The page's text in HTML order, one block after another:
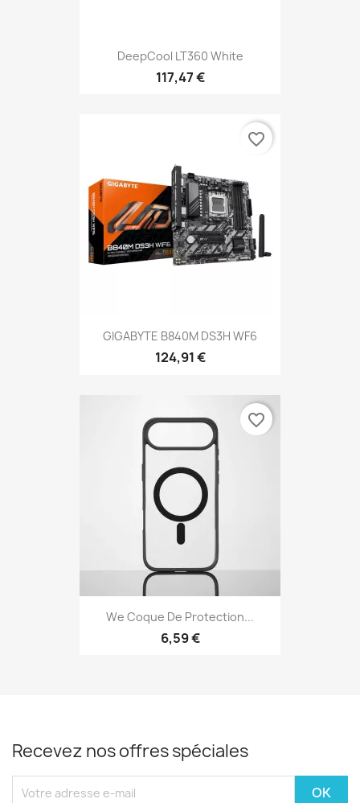
DeepCool LT360 White
117,47 €
GIGABYTE B840M DS3H WF6
124,91 €
favorite_border
We Coque De Protection...
6,59 €
favorite_border
Recevez nos offres spéciales